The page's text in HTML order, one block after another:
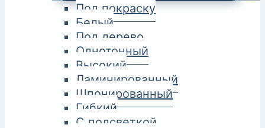
Под покраску
Белый
Под дерево
Однотонный
Высокий
Ламинированный
Шпонированный
Гибкий
С подсветкой